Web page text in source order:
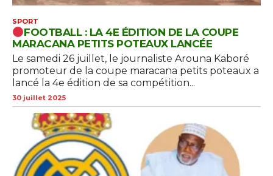
SPORT
FOOTBALL : LA 4E ÉDITION DE LA COUPE
MARACANA PETITS POTEAUX LANCÉE
Le samedi 26 juillet, le journaliste Arouna Kaboré
promoteur de la coupe maracana petits poteaux a
lancé la 4e édition de sa compétition...
30 juillet 2025